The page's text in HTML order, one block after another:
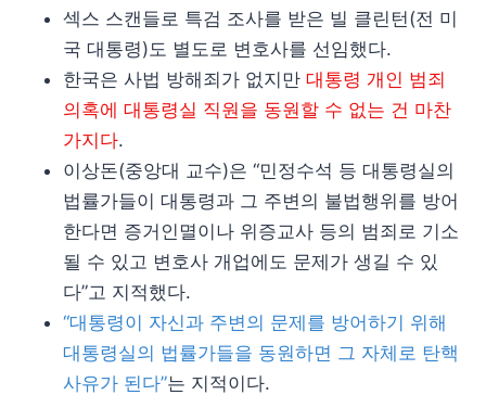
섹스 스캔들로 특검 조사를 받은 빌 클린턴(전 미
국 대통령)도 별도로 변호사를 선임했다.
한국은 사법 방해죄가 없지만 대통령 개인 범죄
의혹에 대통령실 직원을 동원할 수 없는 건 마찬
가지다.
이상돈(중앙대 교수)은 “민정수석 등 대통령실의
법률가들이 대통령과 그 주변의 불법행위를 방어
한다면 증거인멸이나 위증교사 등의 범죄로 기소
될 수 있고 변호사 개업에도 문제가 생길 수 있
다”고 지적했다.
“대통령이 자신과 주변의 문제를 방어하기 위해
대통령실의 법률가들을 동원하면 그 자체로 탄핵
사유가 된다”는 지적이다.